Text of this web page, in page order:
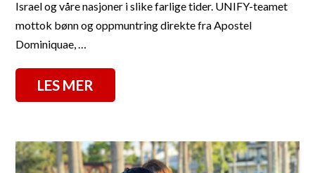
Israel og våre nasjoner i slike farlige tider. UNIFY-teamet
mottok bønn og oppmuntring direkte fra Apostel
Dominiquae, …
LES MER